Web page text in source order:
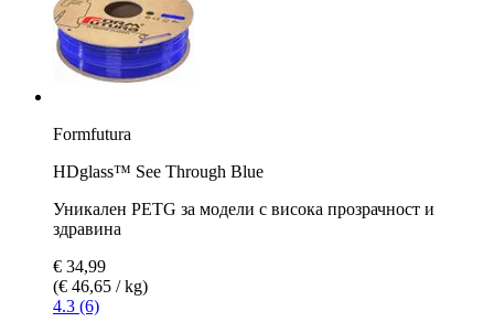
Formfutura
HDglass™ See Through Blue
Уникален PETG за модели с висока прозрачност и
здравина
€ 34,99
(€ 46,65 / kg)
4.3 (6)